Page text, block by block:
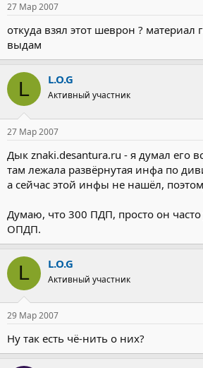
27 Мар 2007
откуда взял этот шеврон ? материал
выдам
L L.O.G
Активный участник
27 Мар 2007
Дык znaki.desantura.ru - я думал его
там лежала развёрнутая инфа по
а сейчас этой инфы не нашёл,
Думаю, что 300 ПДП, просто он часто
ОПДП.
L L.O.G
Активный участник
29 Мар 2007
Ну так есть чё-нить о них?